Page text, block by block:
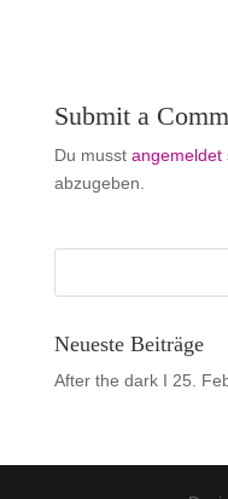
Submit a
Du musst angemeldet
abzugeben.
Neueste Beiträge
After the dark I 25.